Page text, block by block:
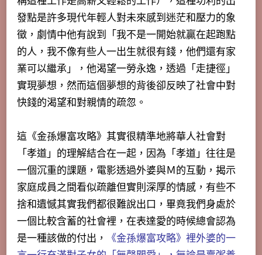
發點是許多現代年輕人對未來感到迷茫和壓力的象
徵，劇情中他有說到「我不是一開始就贏在起跑點
的人，我不像有些人一出生就很有錢，他們還有家
業可以繼承」，他渴望一勞永逸，透過「走捷徑」
實現夢想，然而這個夢想的背後卻反映了社會中對
快錢的渴望和對親情的疏忽。
這《金孫爆富攻略》其實很精準地將華人社會對
「孝道」的理解結合在一起，因為「孝道」往往是
一個沉重的課題，電影透過外婆與Ｍ的互動，揭示
家庭成員之間看似疏離但實則深厚的情感，有些不
捨和遺憾其實我們都很難說出口，畢竟我們身處於
一個比較含蓄的社會裡，在表達愛的時候總會認為
是一種該做的付出，
《金孫爆富攻略》裡外婆的一